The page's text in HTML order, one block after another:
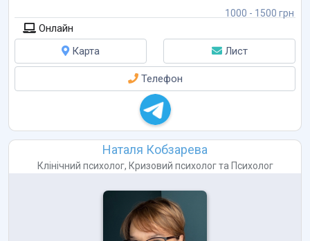
Case managemen... 1000 - 1500 грн
Онлайн
Карта
Лист
Телефон
Наталя Кобзарева
Клінічний психолог, Кризовий психологта Психолог